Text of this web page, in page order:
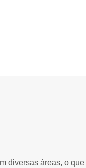
diversas áreas, o que